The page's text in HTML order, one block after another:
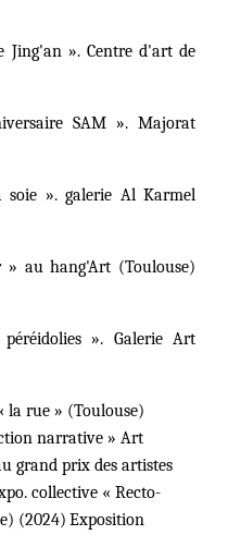
Jing'an ». Centre d'art de
SAM ». Majorat
soie ». galerie Al Karmel
» au hang'Art (Toulouse)
». Galerie Art
la rue » (Toulouse)
narrative » Art
grand prix des artistes
collective « Recto-
(2024) Exposition